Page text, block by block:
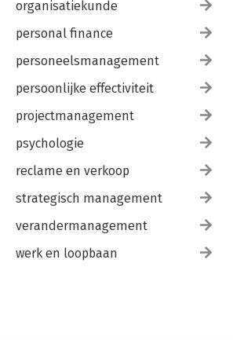
organisatiekunde
personal finance
personeelsmanagement
persoonlijke effectiviteit
projectmanagement
psychologie
reclame en verkoop
strategisch management
verandermanagement
werk en loopbaan